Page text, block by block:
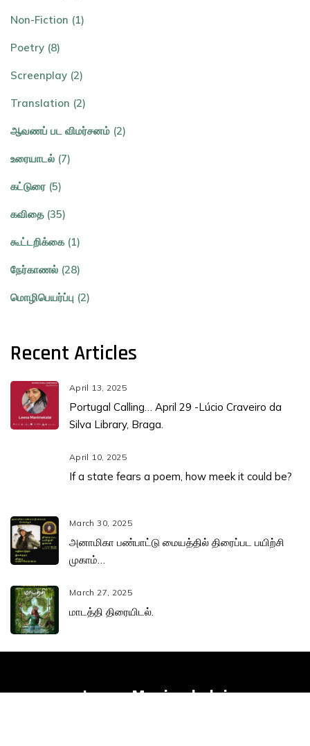
Non-Fiction (1)
Poetry (8)
Screenplay (2)
Translation (2)
ஆவணப் பட விமர்சனம் (2)
உரையாடல் (7)
கட்டுரை (5)
கவிதை (35)
கூட்டறிக்கை (1)
நேர்காணல் (28)
மொழிபெயர்ப்பு (2)
Recent Articles
April 13, 2025
Portugal Calling… April 29 -Lúcio Craveiro da
Silva Library, Braga.
April 10, 2025
If a state fears a poem, how meek it could be?
March 30, 2025
அனாமிகா பண்பாட்டு மையத்தில் திரைப்பட பயிற்சி
முகாம்…
March 27, 2025
மாடத்தி திரையிடல்.
Leena Manimekalai